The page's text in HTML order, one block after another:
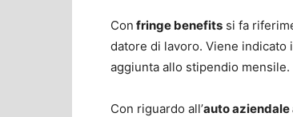
Con fringe benefits si fa
datore di lavoro. Viene indicato
aggiunta allo stipendio mensile.
Con riguardo all’auto aziendale